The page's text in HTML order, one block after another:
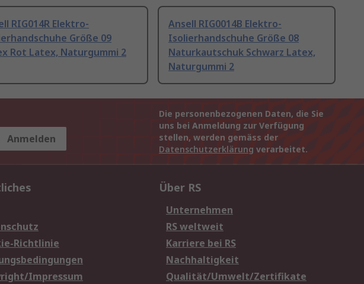
RIG014R Elektro-
Größe 09
Rot Latex, Naturgummi 2
Ansell RIG0014B Elektro-
Isolierhandschuhe Größe 08
Naturkautschuk Schwarz Latex,
Naturgummi 2
Anmelden
Die personenbezogenen Daten, die Sie
uns bei Anmeldung zur Verfügung
stellen, werden gemäss der
Datenschutzerklärung verarbeitet.
Richtlinie
Impressum
Über RS
Unternehmen
RS weltweit
Karriere bei RS
Nachhaltigkeit
Qualität/Umwelt/Zertifikate